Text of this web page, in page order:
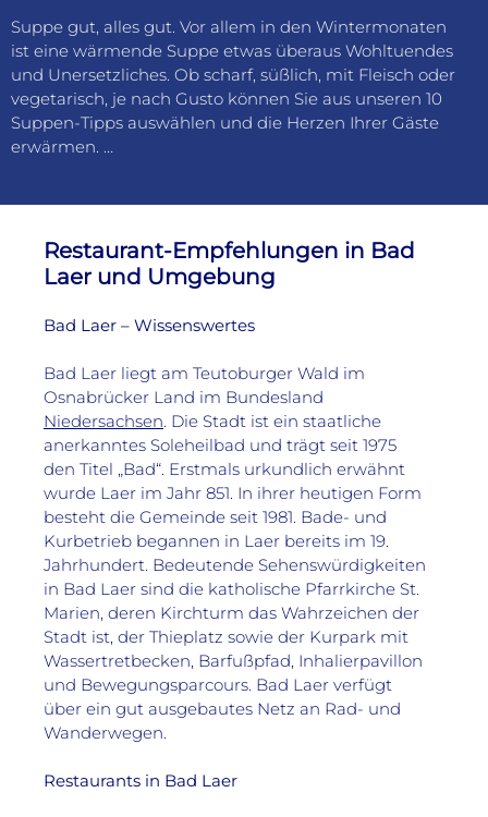
Suppe gut, alles gut. Vor allem in den Wintermonaten
ist eine wärmende Suppe etwas überaus Wohltuendes
und Unersetzliches. Ob scharf, süßlich, mit Fleisch oder
vegetarisch, je nach Gusto können Sie aus unseren 10
Suppen-Tipps auswählen und die Herzen Ihrer Gäste
erwärmen. …
Restaurant-Empfehlungen in Bad
Laer und Umgebung
Bad Laer – Wissenswertes
Bad Laer liegt am Teutoburger Wald im
Niedersachsen. Die Stadt ist ein staatliche
anerkanntes Soleheilbad und trägt seit 1975
den Titel „Bad“. Erstmals urkundlich erwähnt
wurde Laer im Jahr 851. In ihrer heutigen Form
besteht die Gemeinde seit 1981. Bade- und
Kurbetrieb begannen in Laer bereits im 19.
Jahrhundert. Bedeutende Sehenswürdigkeiten
in Bad Laer sind die katholische Pfarrkirche St.
Marien, deren Kirchturm das Wahrzeichen der
Stadt ist, der Thieplatz sowie der Kurpark mit
Wassertretbecken, Barfußpfad, Inhalierpavillon
und Bewegungsparcours. Bad Laer verfügt
über ein gut ausgebautes Netz an Rad- und
Wanderwegen.
Restaurants in Bad Laer